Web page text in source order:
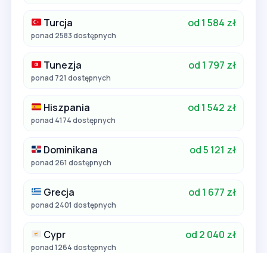
Turcja od 1 584 zł
ponad 2583 dostępnych
Tunezja od 1 797 zł
ponad 721 dostępnych
Hiszpania od 1 542 zł
ponad 4174 dostępnych
Dominikana od 5 121 zł
ponad 261 dostępnych
Grecja od 1 677 zł
ponad 2401 dostępnych
Cypr od 2 040 zł
ponad 1264 dostępnych